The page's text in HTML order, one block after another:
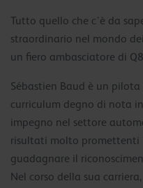
Tutto quello che c’è da
straordinario nel mondo
un fiero ambasciatore di
Sébastien Baud è un
curriculum degno di nota
impegno nel settore
risultati molto promettenti
guadagnare il
Nel corso della sua